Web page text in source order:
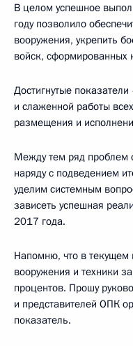
В целом успешное
году позволило
вооружения, укрепить
войск, сформированных
Достигнутые
и слаженной работы
размещения и
Между тем ряд проблем
наряду с подведением
уделим системным
зависеть успешная
2017 года.
Напомню, что в текущем
вооружения и техники
процентов. Прошу
и представителей ОПК
показатель.